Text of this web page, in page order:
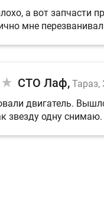
а вот запчасти
мне
СТО Лаф Тараз,
двигатель.
звезду одну снимаю.